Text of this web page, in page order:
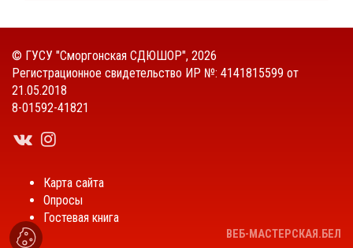
© ГУСУ "Сморгонская СДЮШОР", 2026
Регистрационное свидетельство ИР №: 4141815599 от
21.05.2018
8-01592-41821
Карта сайта
Опросы
Гостевая книга
ВЕБ-МАСТЕРСКАЯ.БЕЛ